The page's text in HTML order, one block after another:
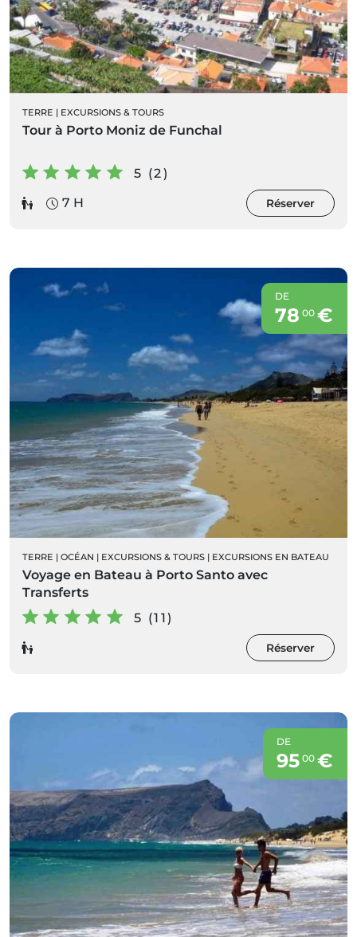
TERRE | EXCURSIONS & TOURS
Tour à Porto Moniz de Funchal
5 (2)
7 H
Réserver
DE
78 00€
TERRE | OCÉAN | EXCURSIONS & TOURS | EXCURSIONS EN BATEAU
Voyage en Bateau à Porto Santo avec
Transferts
5 (11)
Réserver
DE
95 00€